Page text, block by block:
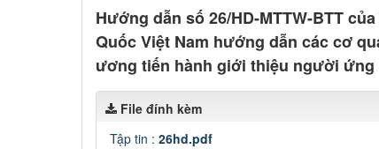
Hướng dẫn số 26/HD-MTTW-BTT
Quốc Việt Nam hướng dẫn các cơ
ương tiến hành giới thiệu người ứng
File đính kèm
Tập tin : 26hd.pdf